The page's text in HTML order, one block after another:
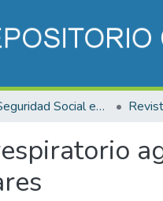
Salud y Seguridad Social en Costa Rica